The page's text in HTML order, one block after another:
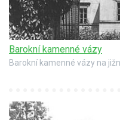
Barokní kamenné vázy